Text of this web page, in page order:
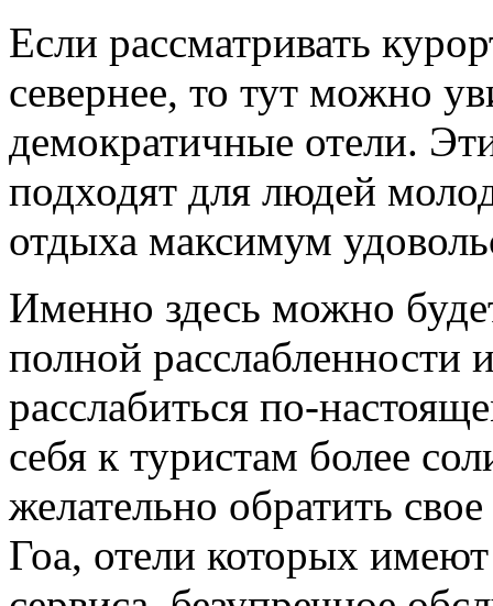
Если рассматривать
севернее, то тут можно
демократичные отели.
подходят для людей
отдыха максимум
Именно здесь можно
полной расслабленности
расслабиться по-
себя к туристам более
желательно обратить
Гоа, отели которых